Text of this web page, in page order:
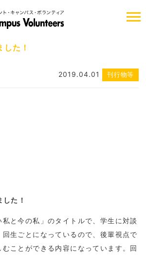
た！
2019.04.01 刊行物等
た！
と今の私」のタイトルで、学生に対談
回生ごとになっているので、後輩視点で
むことができる内容になっています。回